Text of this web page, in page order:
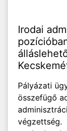
Irodai
Pályázati
összefügő
végzettség.